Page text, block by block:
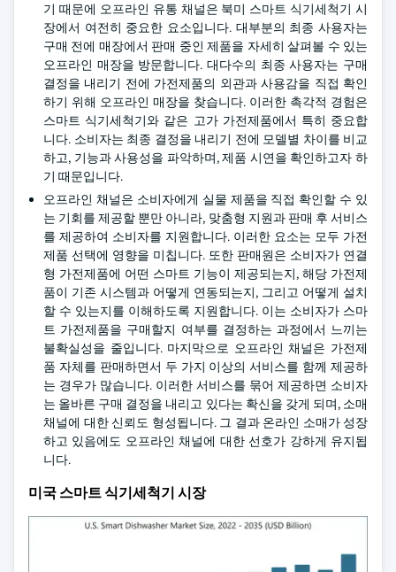
기 때문에 오프라인 유통 채널은 북미 스마트 식기세척기 시
장에서 여전히 중요한 요소입니다. 대부분의 최종 사용자는
구매 전에 매장에서 판매 중인 제품을 자세히 살펴볼 수 있는
오프라인 매장을 방문합니다. 대다수의 최종 사용자는 구매
결정을 내리기 전에 가전제품의 외관과 사용감을 직접 확인
하기 위해 오프라인 매장을 찾습니다. 이러한 촉각적 경험은
스마트 식기세척기와 같은 고가 가전제품에서 특히 중요합
니다. 소비자는 최종 결정을 내리기 전에 모델별 차이를 비교
하고, 기능과 사용성을 파악하며, 제품 시연을 확인하고자 하
기 때문입니다.
오프라인 채널은 소비자에게 실물 제품을 직접 확인할 수 있
는 기회를 제공할 뿐만 아니라, 맞춤형 지원과 판매 후 서비스
를 제공하여 소비자를 지원합니다. 이러한 요소는 모두 가전
제품 선택에 영향을 미칩니다. 또한 판매원은 소비자가 연결
형 가전제품에 어떤 스마트 기능이 제공되는지, 해당 가전제
품이 기존 시스템과 어떻게 연동되는지, 그리고 어떻게 설치
할 수 있는지를 이해하도록 지원합니다. 이는 소비자가 스마
트 가전제품을 구매할지 여부를 결정하는 과정에서 느끼는
불확실성을 줄입니다. 마지막으로 오프라인 채널은 가전제
품 자체를 판매하면서 두 가지 이상의 서비스를 함께 제공하
는 경우가 많습니다. 이러한 서비스를 묶어 제공하면 소비자
는 올바른 구매 결정을 내리고 있다는 확신을 갖게 되며, 소매
채널에 대한 신뢰도 형성됩니다. 그 결과 온라인 소매가 성장
하고 있음에도 오프라인 채널에 대한 선호가 강하게 유지됩
니다.
미국 스마트 식기세척기 시장